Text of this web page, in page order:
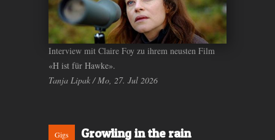
Interview mit Claire Foy zu ihrem neusten Film
«H ist für Hawke».
Tanja Lipak / Mo, 27. Jul 2026
Gigs Growling in the rain